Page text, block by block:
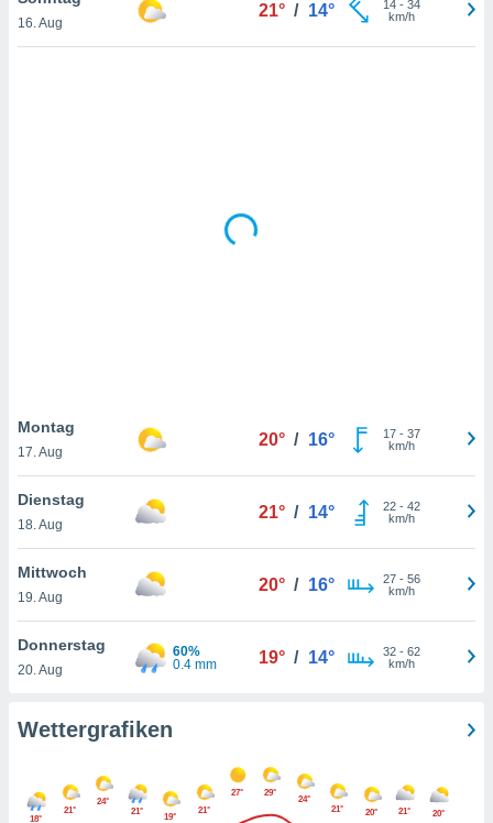
können
von
und
klicken.
und
16. Aug
21° / 14° 14- 34
km/h
Montag
17. Aug
20° / 16° 17- 37
km/h
Dienstag
18. Aug
21° / 14° 22- 42
km/h
Mittwoch
19. Aug
20° / 16° 27- 56
km/h
Donnerstag
20. Aug
60%
0.4 mm
19° / 14° 32- 62
km/h
Wettergrafiken
18°
21°
24°
21°
19°
21°
27° 29°
24°
21°
20° 21° 20°